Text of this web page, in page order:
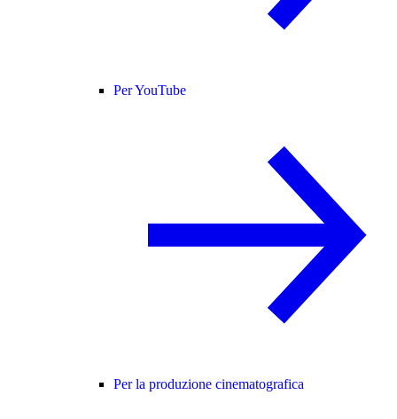
Per YouTube
Per la produzione cinematografica